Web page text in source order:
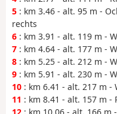
5 : km 3.46 - alt. 95 m -
rechts
6 : km 3.91 - alt. 119 m -
7 : km 4.64 - alt. 177 m -
8 : km 5.25 - alt. 212 m -
9 : km 5.91 - alt. 230 m -
10 : km 6.41 - alt. 217 m -
11 : km 8.41 - alt. 157 m